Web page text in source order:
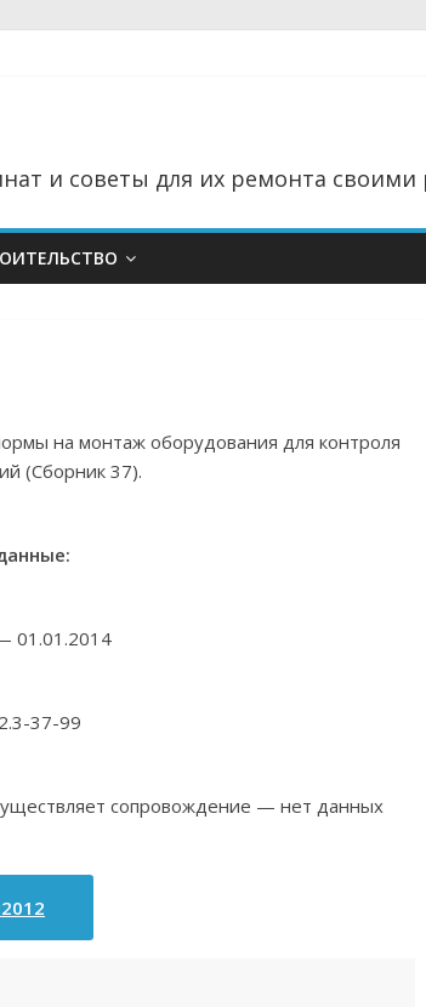
и советы для их ремонта
на монтаж оборудования для контроля
(Сборник 37).
01.01.2014
37-99
сопровождение — нет данных